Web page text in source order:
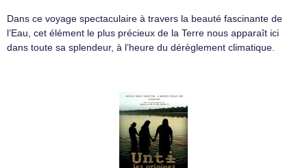
Dans ce voyage spectaculaire à travers la beauté fascinante de
l’Eau, cet élément le plus précieux de la Terre nous apparaît ici
dans toute sa splendeur, à l’heure du dérèglement climatique.